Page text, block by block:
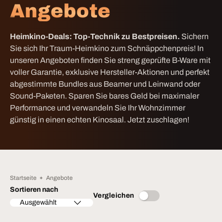
Angebote
Heimkino-Deals: Top-Technik zu Bestpreisen. Sichern
Sie sich Ihr Traum-Heimkino zum Schnäppchenpreis! In
unseren Angeboten finden Sie streng geprüfte B-Ware mit
voller Garantie, exklusive Hersteller-Aktionen und perfekt
abgestimmte Bundles aus Beamer und Leinwand oder
Sound-Paketen. Sparen Sie bares Geld bei maximaler
Performance und verwandeln Sie Ihr Wohnzimmer
günstig in einen echten Kinosaal. Jetzt zuschlagen!
Startseite Angebote
Sortieren nach
Ausgewählt
Vergleichen